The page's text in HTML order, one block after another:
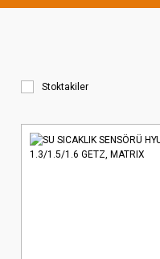
Stoktakiler